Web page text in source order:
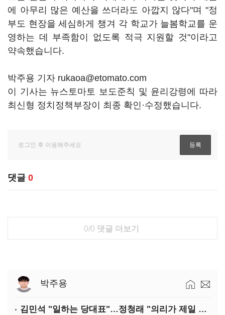
에 아무리 많은 예산을 쓰더라도 아깝지 않다"며 "정
부도 현장을 세심하게 챙겨 각 학교가 늘봄학교를 운
영하는 데 부족함이 없도록 적극 지원할 것"이라고
약속했습니다.
박주용 기자 rukaoa@etomato.com
이 기사는 뉴스토마토 보도준칙 및 윤리강령에 따라
최신형 정치정책부장이 최종 확인·수정했습니다.
댓글 0
0/0 댓글 더보기
박주용
김민석 "일하는 당대표"…정청래 "의리가 제일 중요"